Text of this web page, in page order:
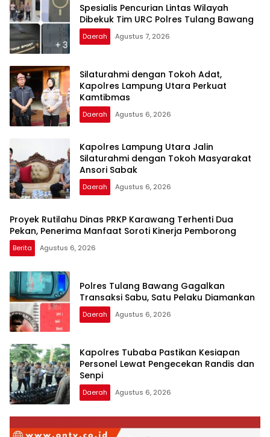
Spesialis Pencurian Lintas Wilayah
Dibekuk Tim URC Polres Tulang Bawang
Daerah Agustus 7, 2026
Silaturahmi dengan Tokoh Adat,
Kapolres Lampung Utara Perkuat
Kamtibmas
Daerah Agustus 6, 2026
Kapolres Lampung Utara Jalin
Silaturahmi dengan Tokoh Masyarakat
Ansori Sabak
Daerah Agustus 6, 2026
Proyek Rutilahu Dinas PRKP Karawang Terhenti Dua
Pekan, Penerima Manfaat Soroti Kinerja Pemborong
Berita Agustus 6, 2026
Polres Tulang Bawang Gagalkan
Transaksi Sabu, Satu Pelaku Diamankan
Daerah Agustus 6, 2026
Kapolres Tubaba Pastikan Kesiapan
Personel Lewat Pengecekan Randis dan
Senpi
Daerah Agustus 6, 2026